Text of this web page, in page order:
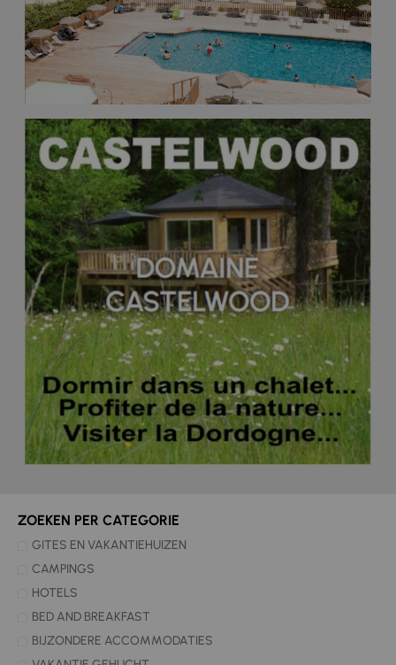
ZOEKEN PER CATEGORIE
GITES EN VAKANTIEHUIZEN
CAMPINGS
HOTELS
BED AND BREAKFAST
BIJZONDERE ACCOMMODATIES